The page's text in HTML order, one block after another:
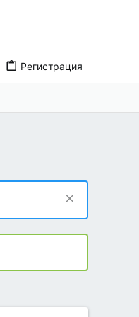
Регистрация